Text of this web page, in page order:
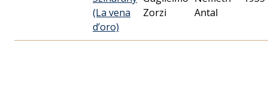
(La vena
d’oro)
Zorzi
Antal